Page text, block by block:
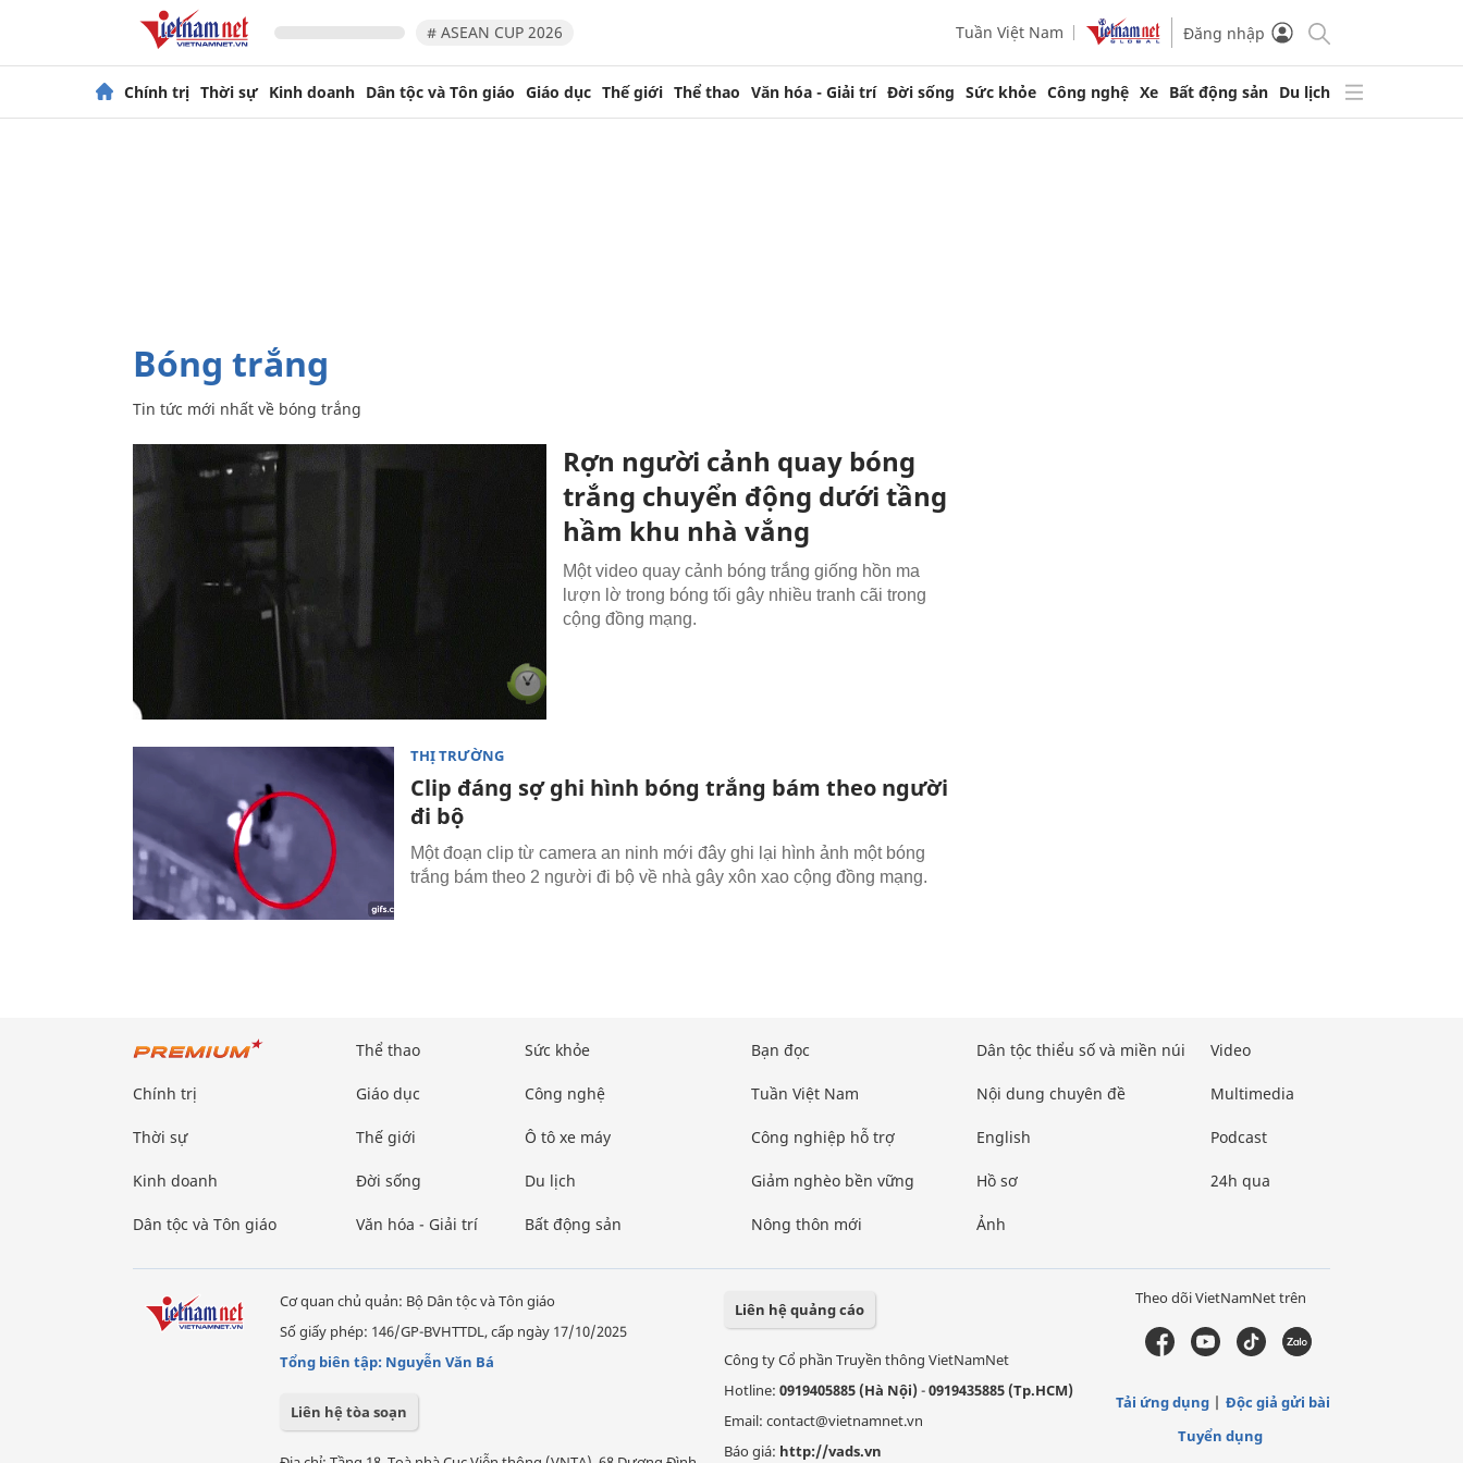
# ASEAN CUP 2026 Tuần Việt Nam Đăng nhập
Chính trị Thời sự Kinh doanh Dân tộc và Tôn giáo Giáo dục Thế giới Thể thao Văn hóa - Giải trí Đời sống Sức khỏe Công nghệ Xe Bất động sản Du lịch
bóng trắng
Tin tức mới nhất về bóng trắng
Rợn người cảnh quay bóng
trắng chuyển động dưới tầng
hầm khu nhà vắng
Một video quay cảnh bóng trắng giống hồn ma
lượn lờ trong bóng tối gây nhiều tranh cãi trong
cộng đồng mạng.
THỊ TRƯỜNG
Clip đáng sợ ghi hình bóng trắng bám theo người
đi bộ
Một đoạn clip từ camera an ninh mới đây ghi lại hình ảnh một bóng
trắng bám theo 2 người đi bộ về nhà gây xôn xao cộng đồng mạng.
Chính trị
Thời sự
Kinh doanh
Dân tộc và Tôn giáo
Thể thao
Giáo dục
Thế giới
Đời sống
Văn hóa - Giải trí
Sức khỏe
Công nghệ
Ô tô xe máy
Du lịch
Bất động sản
Bạn đọc
Tuần Việt Nam
Công nghiệp hỗ trợ
Giảm nghèo bền vững
Nông thôn mới
Dân tộc thiểu số và miền núi
Nội dung chuyên đề
English
Hồ sơ
Ảnh
Video
Multimedia
Podcast
24h qua
Cơ quan chủ quản: Bộ Dân tộc và Tôn giáo
Số giấy phép: 146/GP-BVHTTDL, cấp ngày 17/10/2025
Tổng biên tập: Nguyễn Văn Bá
Liên hệ tòa soạn
Liên hệ quảng cáo
Công ty Cổ phần Truyền thông VietNamNet
Hotline: 0919405885 (Hà Nội)-0919435885 (Tp.HCM)
Email: contact@vietnamnet.vn
Báo giá: http://vads.vn
Theo dõi VietNamNet trên
Tải ứng dụng
Độc giả gửi bài
Tuyển dụng